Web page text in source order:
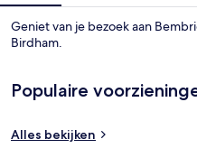
Geniet van je bezoek aan
Birdham.
Populaire
Alles bekijken